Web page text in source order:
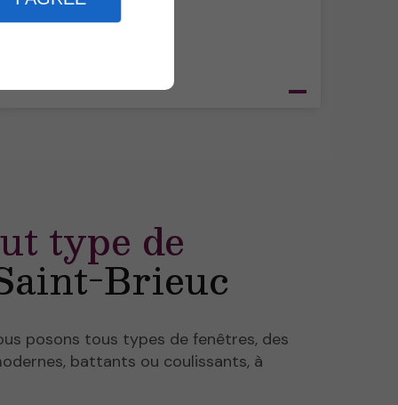
type de
Brieuc
posons tous types de fenêtres, des
battants ou coulissants, à